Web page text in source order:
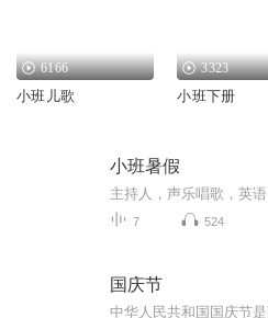
6166
小班儿歌
3323
小班下册
小班暑假
主持人，声乐唱歌，英语
7 524
国庆节